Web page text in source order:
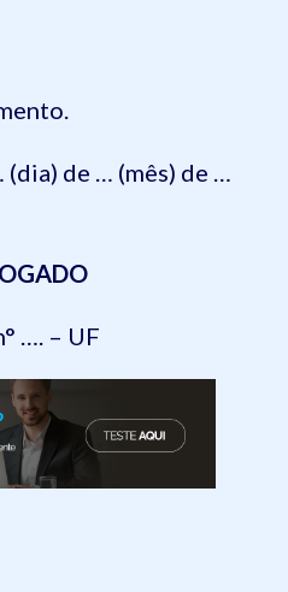
de … (mês) de …
…. – UF